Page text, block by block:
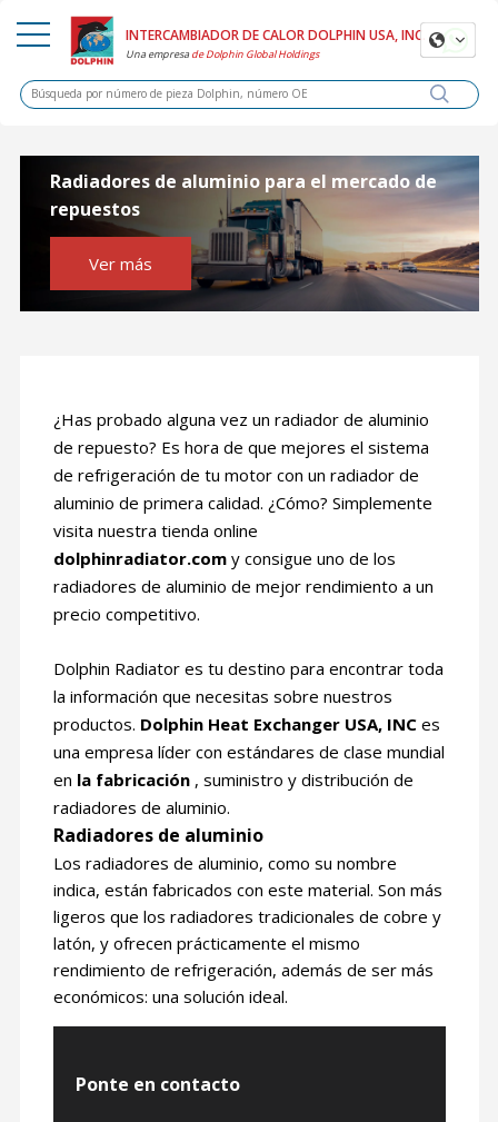
INTERCAMBIADOR DE CALOR DOLPHIN USA, INC.
Una empresade Dolphin Global Holdings
Radiadores de aluminio para el mercado de
repuestos
Ver más
¿Has probado alguna vez un radiador de aluminio
de repuesto? Es hora de que mejores el sistema
de refrigeración de tu motor con un radiador de
aluminio de primera calidad. ¿Cómo? Simplemente
visita nuestra tienda online
dolphinradiator.comy consigue uno de los
radiadores de aluminio de mejor rendimiento a un
precio competitivo.
Dolphin Radiator es tu destino para encontrar toda
la información que necesitas sobre nuestros
productos. Dolphin Heat Exchanger USA, INCes
una empresa líder con estándares de clase mundial
en la fabricación, suministro y distribución de
radiadores de aluminio.
Radiadores de aluminio
Los radiadores de aluminio, como su nombre
indica, están fabricados con este material. Son más
ligeros que los radiadores tradicionales de cobre y
latón, y ofrecen prácticamente el mismo
rendimiento de refrigeración, además de ser más
económicos: una solución ideal.
Ponte en contacto